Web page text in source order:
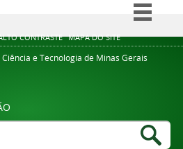
CONTRASTE MAPA DO SITE
Simplifique!
Comunica BR
Legislação
e Tecnologia de Minas Gerais